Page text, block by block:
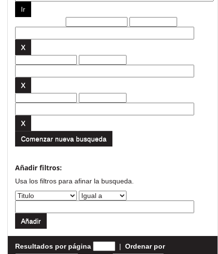
Comenzar nueva busqueda
Añadir filtros:
Usa los filtros para afinar la busqueda.
Resultados por página | Ordenar por